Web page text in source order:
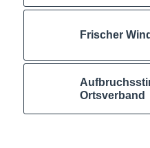
Frischer
Ortsverband